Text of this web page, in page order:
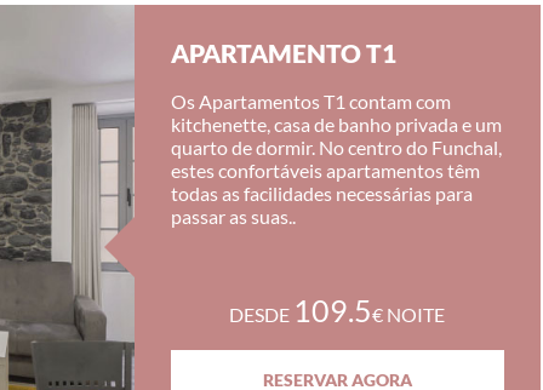
APARTAMENTO T1
Os Apartamentos T1 contam com
kitchenette, casa de banho privada e um
quarto de dormir. No centro do Funchal,
estes confortáveis apartamentos têm
todas as facilidades necessárias para
passar as suas..
DESDE 109.5€ NOITE
RESERVAR AGORA